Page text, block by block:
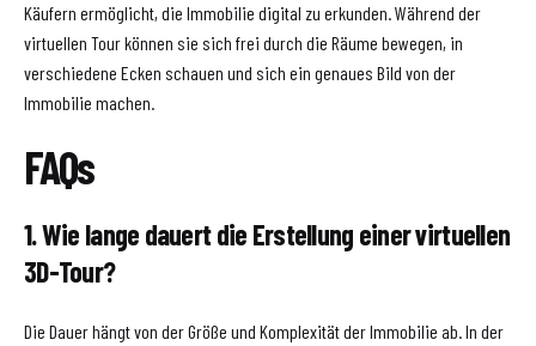
Käufern ermöglicht, die Immobilie digital zu erkunden. Während der
virtuellen Tour können sie sich frei durch die Räume bewegen, in
verschiedene Ecken schauen und sich ein genaues Bild von der
Immobilie machen.
FAQs
1. Wie lange dauert die Erstellung einer virtuellen
3D-Tour?
Die Dauer hängt von der Größe und Komplexität der Immobilie ab. In der